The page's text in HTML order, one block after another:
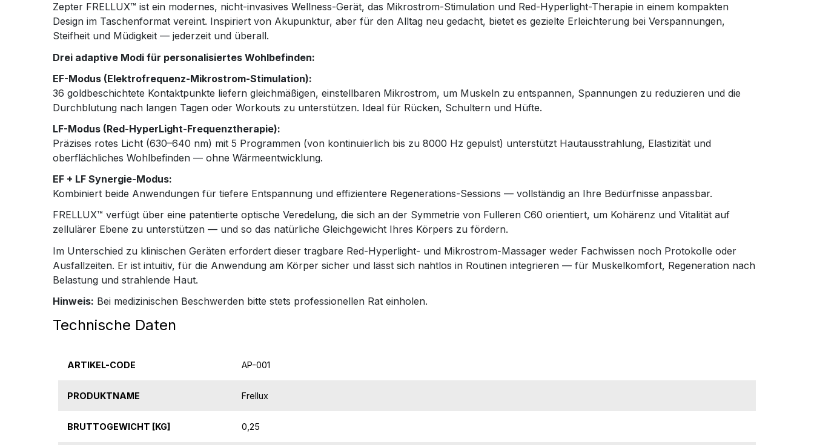
Zepter FRELLUX™ ist ein modernes, nicht-invasives Wellness-Gerät, das Mikrostrom-Stimulation und Red-Hyperlight-Therapie in einem kompakten
Design im Taschenformat vereint. Inspiriert von Akupunktur, aber für den Alltag neu gedacht, bietet es gezielte Erleichterung bei Verspannungen,
Steifheit und Müdigkeit — jederzeit und überall.
Drei adaptive Modi für personalisiertes Wohlbefinden:
EF-Modus (Elektrofrequenz-Mikrostrom-Stimulation):
36 goldbeschichtete Kontaktpunkte liefern gleichmäßigen, einstellbaren Mikrostrom, um Muskeln zu entspannen, Spannungen zu reduzieren und die
Durchblutung nach langen Tagen oder Workouts zu unterstützen. Ideal für Rücken, Schultern und Hüfte.
LF-Modus (Red-HyperLight-Frequenztherapie):
Präzises rotes Licht (630–640 nm) mit 5 Programmen (von kontinuierlich bis zu 8000 Hz gepulst) unterstützt Hautausstrahlung, Elastizität und
oberflächliches Wohlbefinden — ohne Wärmeentwicklung.
EF + LF Synergie-Modus:
Kombiniert beide Anwendungen für tiefere Entspannung und effizientere Regenerations-Sessions — vollständig an Ihre Bedürfnisse anpassbar.
FRELLUX™ verfügt über eine patentierte optische Veredelung, die sich an der Symmetrie von Fulleren C60 orientiert, um Kohärenz und Vitalität auf
zellulärer Ebene zu unterstützen — und so das natürliche Gleichgewicht Ihres Körpers zu fördern.
Im Unterschied zu klinischen Geräten erfordert dieser tragbare Red-Hyperlight- und Mikrostrom-Massager weder Fachwissen noch Protokolle oder
Ausfallzeiten. Er ist intuitiv, für die Anwendung am Körper sicher und lässt sich nahtlos in Routinen integrieren — für Muskelkomfort, Regeneration nach
Belastung und strahlende Haut.
Hinweis: Bei medizinischen Beschwerden bitte stets professionellen Rat einholen.
Technische Daten
ARTIKEL-CODE AP-001
PRODUKTNAME Frellux
BRUTTOGEWICHT [KG] 0,25